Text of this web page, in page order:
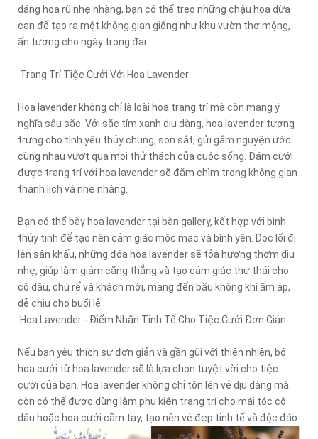
dáng hoa rũ nhẹ nhàng, bạn có thể treo những chậu hoa dừa
cạn để tạo ra một không gian giống như khu vườn thơ mộng,
ấn tượng cho ngày trọng đại.
Trang Trí Tiệc Cưới Với Hoa Lavender
Hoa lavender không chỉ là loài hoa trang trí mà còn mang ý
nghĩa sâu sắc. Với sắc tím xanh dịu dàng, hoa lavender tượng
trưng cho tình yêu thủy chung, son sắt, gửi gắm nguyện ước
cùng nhau vượt qua mọi thử thách của cuộc sống. Đám cưới
được trang trí với hoa lavender sẽ đắm chìm trong không gian
thanh lịch và nhẹ nhàng.
Bạn có thể bày hoa lavender tại bàn gallery, kết hợp với bình
thủy tinh để tạo nên cảm giác mộc mạc và bình yên. Dọc lối đi
lên sân khấu, những đóa hoa lavender sẽ tỏa hương thơm dịu
nhẹ, giúp làm giảm căng thẳng và tạo cảm giác thư thái cho
cô dâu, chú rể và khách mời, mang đến bầu không khí ấm áp,
dễ chịu cho buổi lễ.
Hoa Lavender - Điểm Nhấn Tinh Tế Cho Tiệc Cưới Đơn Giản
Nếu bạn yêu thích sự đơn giản và gần gũi với thiên nhiên, bó
hoa cưới từ hoa lavender sẽ là lựa chọn tuyệt vời cho tiệc
cưới của bạn. Hoa lavender không chỉ tôn lên vẻ dịu dàng mà
còn có thể được dùng làm phụ kiện trang trí cho mái tóc cô
dâu hoặc hoa cưới cầm tay, tạo nên vẻ đẹp tinh tế và độc đáo.